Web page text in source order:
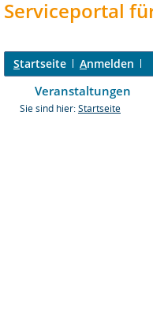
Serviceportal
Startseite Anmelden
Veranstaltungen
Sie sind hier: Startseite